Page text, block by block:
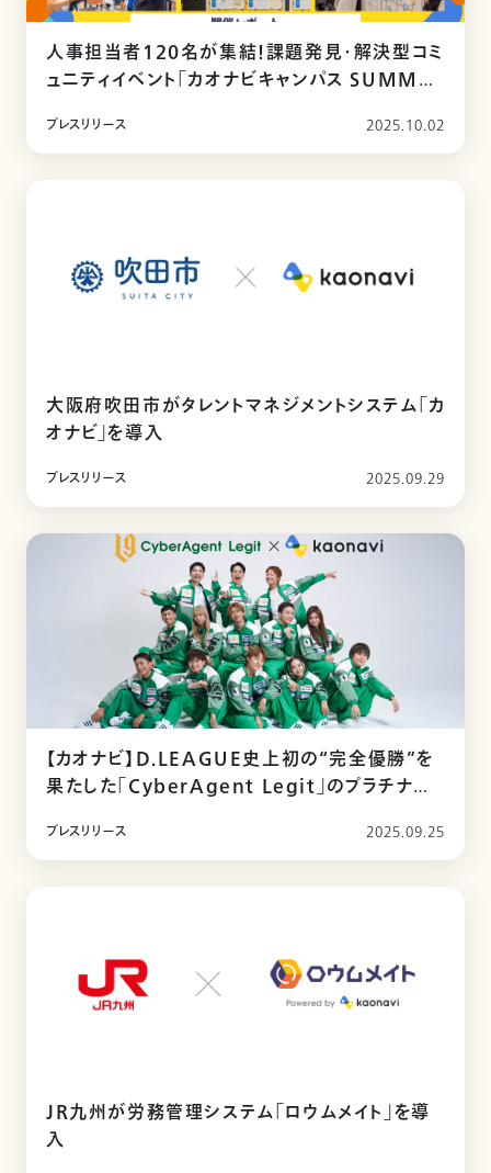
人事担当者120名が集結！課題発見・解決型コミ
ュニティイベント「カオナビキャンパス SUMMER
プレスリリース 2025.10.02
大阪府吹田市がタレントマネジメントシステム「カ
オナビ」を導入
プレスリリース 2025.09.29
【カオナビ】D.LEAGUE史上初の“完全優勝”を
果たした「CyberAgent Legit」のプラチナス
プレスリリース 2025.09.25
JR九州が労務管理システム「ロウムメイト」を導
入